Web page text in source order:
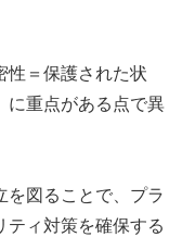
性＝保護された状
に重点がある点で異
を図ることで、プラ
ティ対策を確保する